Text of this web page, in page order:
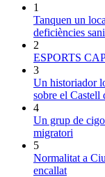
1
Tanquen un
deficiències
2
ESPORTS
3
Un historiador
sobre el Castell
4
Un grup de
migratori
5
Normalitat a
encallat